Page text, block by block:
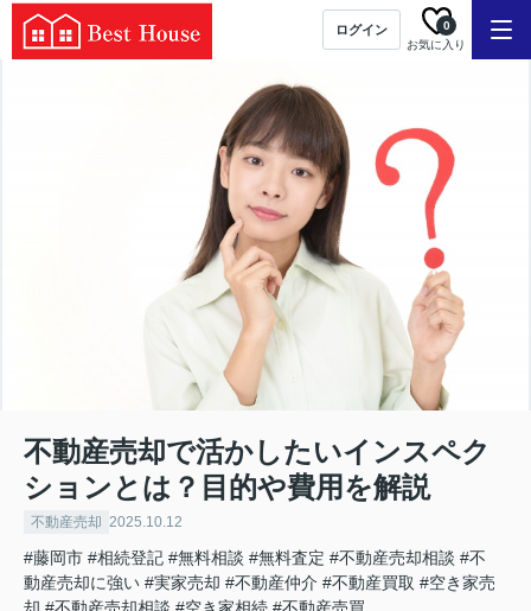
ログイン
お気に入り
0
不動産売却で活かしたいインスペク
ションとは？目的や費用を解説
不動産売却 2025.10.12
#藤岡市 #相続登記 #無料相談 #無料査定 #不動産売却相談 #不
動産売却に強い #実家売却 #不動産仲介 #不動産買取 #空き家売
却 #不動産売却相談 #空き家相続 #不動産売買